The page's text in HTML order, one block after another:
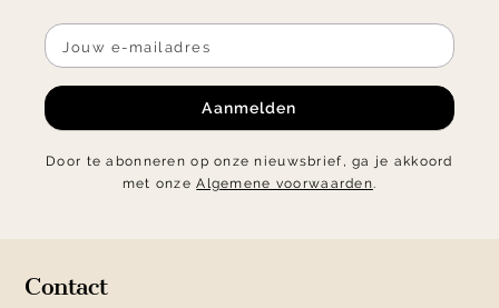
Aanmelden
Door te abonneren op onze nieuwsbrief, ga je akkoord
met onzeAlgemene voorwaarden.
Contact